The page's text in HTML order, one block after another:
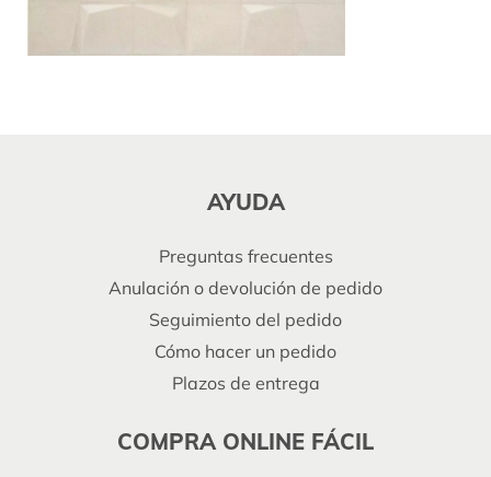
AYUDA
Preguntas frecuentes
Anulación o devolución de pedido
Seguimiento del pedido
Cómo hacer un pedido
Plazos de entrega
COMPRA ONLINE FÁCIL